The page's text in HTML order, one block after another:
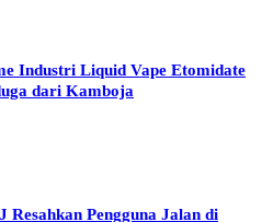
Industri Liquid Vape Etomidate
dari Kamboja
Resahkan Pengguna Jalan di